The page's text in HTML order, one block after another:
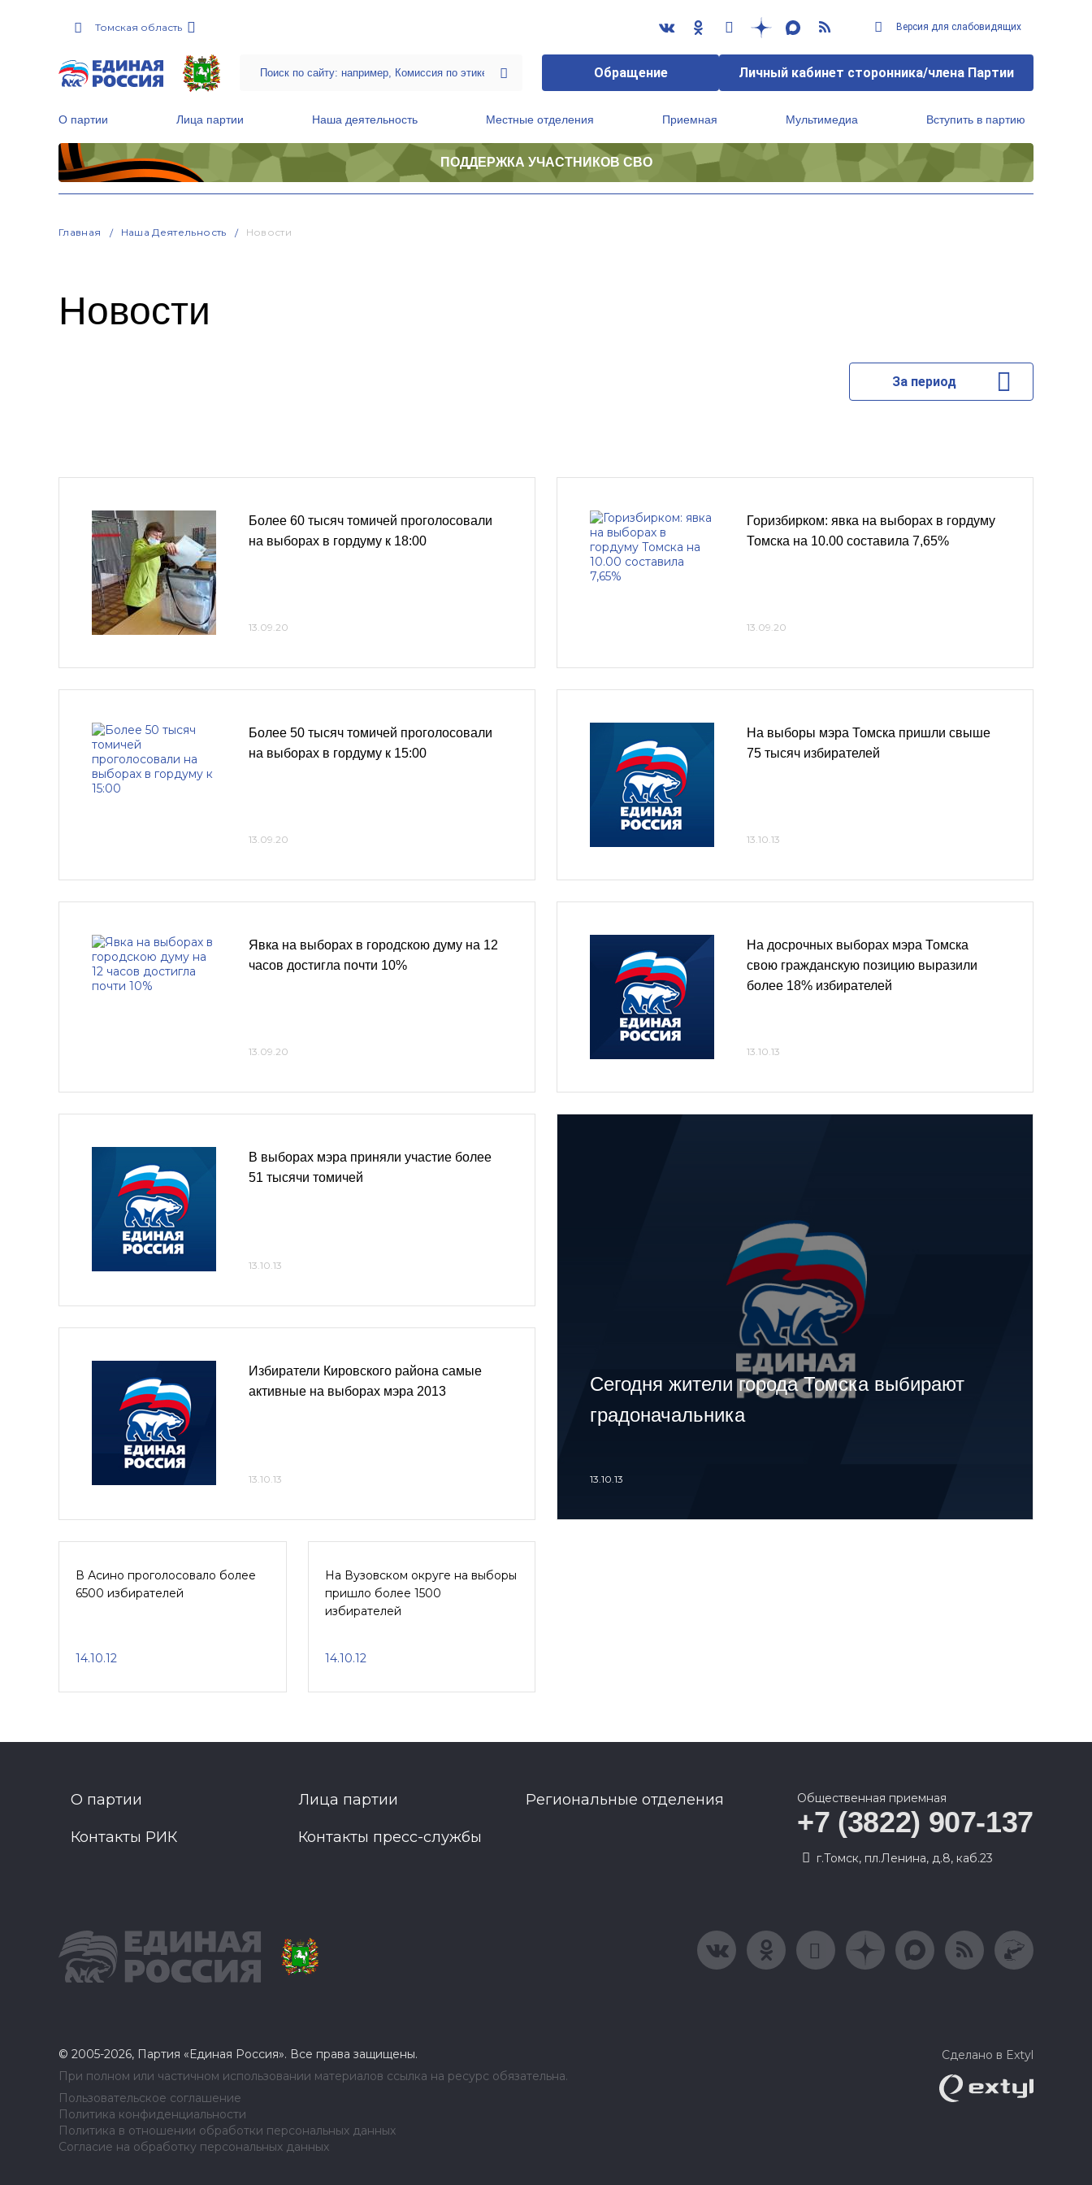
Томская область Версия для слабовидящих
Обращение Личный кабинет сторонника/члена Партии
О партии Лица партии Наша деятельность Местные отделения Приемная Мультимедиа Вступить в партию
ПОДДЕРЖКА УЧАСТНИКОВ СВО
Главная Наша Деятельность Новости
Новости
За период
Более 60 тысяч томичей проголосовали
на выборах в гордуму к 18:00
13.09.20
Более 50 тысяч томичей проголосовали
на выборах в гордуму к 15:00
13.09.20
Явка на выборах в городскою думу на 12
часов достигла почти 10%
13.09.20
Горизбирком: явка на выборах в гордуму
Томска на 10.00 составила 7,65%
13.09.20
На выборы мэра Томска пришли свыше
75 тысяч избирателей
13.10.13
На досрочных выборах мэра Томска
свою гражданскую позицию выразили
более 18% избирателей
13.10.13
В выборах мэра приняли участие более
51 тысячи томичей
13.10.13
Избиратели Кировского района самые
активные на выборах мэра 2013
13.10.13
Сегодня жители города Томска выбирают
градоначальника
13.10.13
В Асино проголосовало более
6500 избирателей
14.10.12
На Вузовском округе на выборы
пришло более 1500
избирателей
14.10.12
О партии Лица партии Региональные отделения
Контакты РИК Контакты пресс-службы
Общественная приемная
+7 (3822) 907-137
г.Томск, пл.Ленина, д.8, каб.23
© 2005-2026, Партия «Единая Россия». Все права защищены.
При полном или частичном использовании материалов ссылка на ресурс обязательна.
Пользовательское соглашение
Политика конфиденциальности
Политика в отношении обработки персональных данных
Согласие на обработку персональных данных
Сделано в Extyl